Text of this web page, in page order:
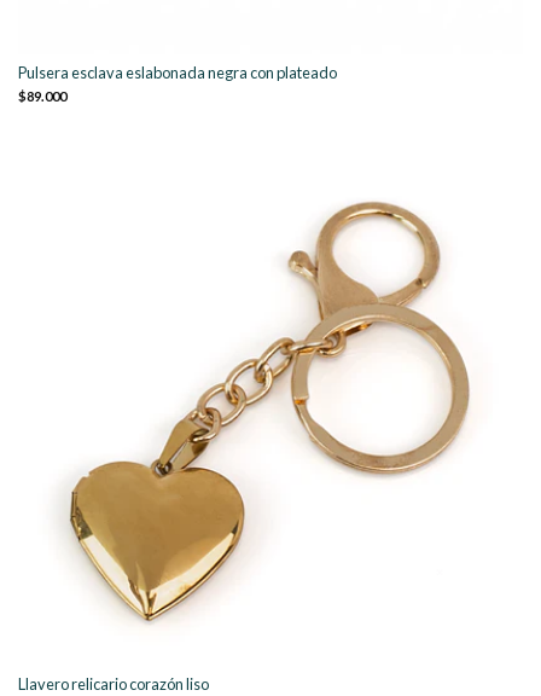
Pulsera esclava eslabonada negra con plateado
$89.000
Llavero relicario corazón liso